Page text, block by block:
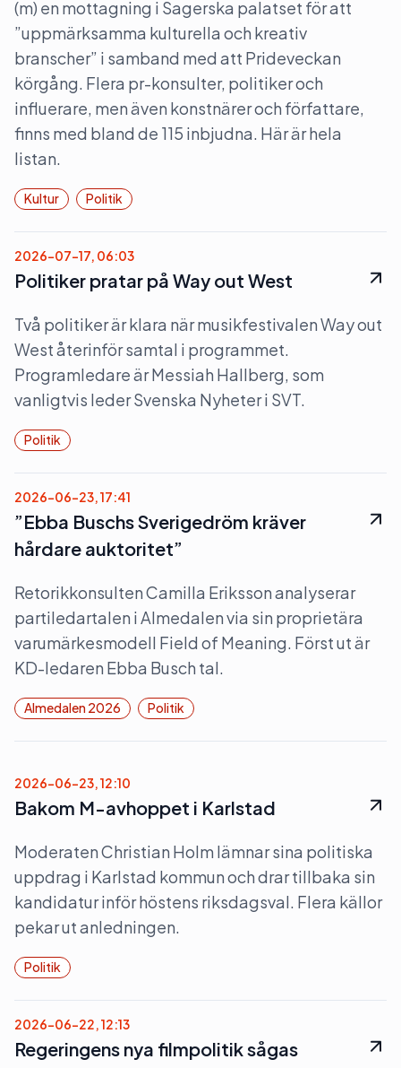
(m) en mottagning i Sagerska palatset för att
”uppmärksamma kulturella och kreativ
branscher” i samband med att Prideveckan
körgång. Flera pr-konsulter, politiker och
influerare, men även konstnärer och författare,
finns med bland de 115 inbjudna. Här är hela
listan.
Kultur Politik
2026-07-17, 06:03
Politiker pratar på Way out West
Två politiker är klara när musikfestivalen Way out
West återinför samtal i programmet.
Programledare är Messiah Hallberg, som
vanligtvis leder Svenska Nyheter i SVT.
Politik
2026-06-23, 17:41
”Ebba Buschs Sverigedröm kräver
hårdare auktoritet”
Retorikkonsulten Camilla Eriksson analyserar
partiledartalen i Almedalen via sin proprietära
varumärkesmodell Field of Meaning. Först ut är
KD-ledaren Ebba Busch tal.
Almedalen 2026 Politik
2026-06-23, 12:10
Bakom M-avhoppet i Karlstad
Moderaten Christian Holm lämnar sina politiska
uppdrag i Karlstad kommun och drar tillbaka sin
kandidatur inför höstens riksdagsval. Flera källor
pekar ut anledningen.
Politik
2026-06-22, 12:13
Regeringens nya filmpolitik sågas